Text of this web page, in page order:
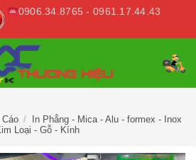
0906.34.8765 - 0961.17.44.43
Cáo /
In Phẳng - Mica - Alu - formex - Inox
Loại - Gỗ - Kính